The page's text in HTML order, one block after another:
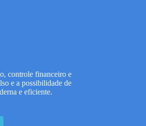
controle financeiro e
e a possibilidade de
e eficiente.